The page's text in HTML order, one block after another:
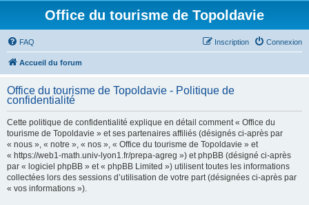
Office du tourisme de Topoldavie
FAQ Connexion
Inscription
Accueil du forum
Office du tourisme de Topoldavie - Politique de
confidentialité
Cette politique de confidentialité explique en détail comment « Office du
tourisme de Topoldavie » et ses partenaires affiliés (désignés ci-après par
« nous », « notre », « nos », « Office du tourisme de Topoldavie » et
« https://web1-math.univ-lyon1.fr/prepa-agreg ») et phpBB (désigné ci-après
par « logiciel phpBB » et « phpBB Limited ») utilisent toutes les informations
collectées lors des sessions d’utilisation de votre part (désignées ci-après par
« vos informations »).